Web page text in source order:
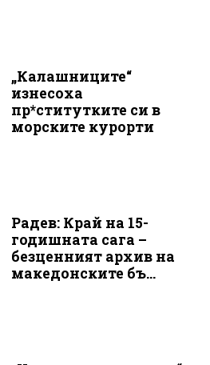
„Калашниците“
изнесоха
пр*ститутките си в
морските курорти
Радев: Край на 15-
годишната сага –
безценният архив на
македонските бъ...